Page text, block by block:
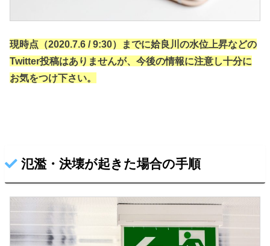
現時点（2020.7.6 / 9:30）までに姶良川の水位上昇などの
Twitter投稿はありませんが、今後の情報に注意し十分に
お気をつけ下さい。
氾濫・決壊が起きた場合の手順